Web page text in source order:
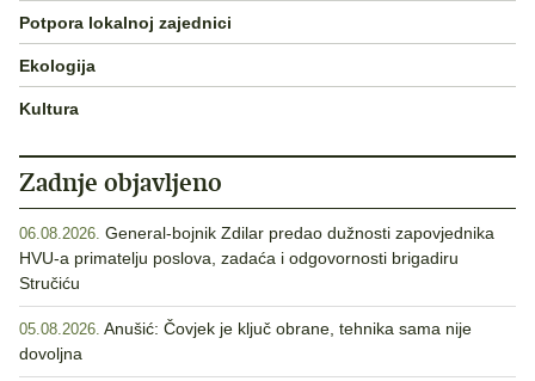
Potpora lokalnoj zajednici
Ekologija
Kultura
Zadnje objavljeno
06.08.2026. General-bojnik Zdilar predao dužnosti zapovjednika
HVU-a primatelju poslova, zadaća i odgovornosti brigadiru
Stručiću
05.08.2026. Anušić: Čovjek je ključ obrane, tehnika sama nije
dovoljna